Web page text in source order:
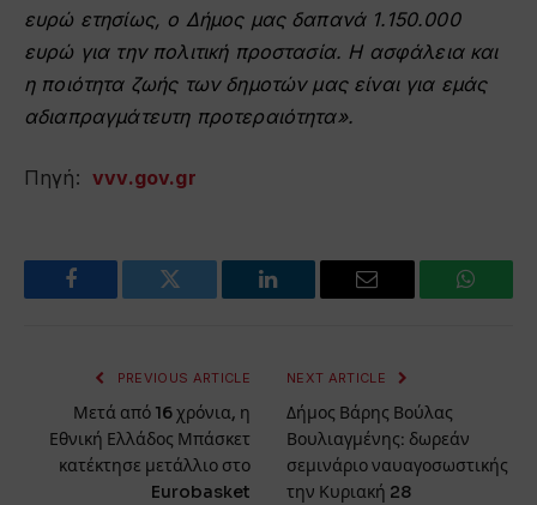
ευρώ ετησίως, ο Δήμος μας δαπανά 1.150.000
ευρώ για την πολιτική προστασία. Η ασφάλεια και
η ποιότητα ζωής των δημοτών μας είναι για εμάς
αδιαπραγμάτευτη προτεραιότητα».
Πηγή:vvv.gov.gr
Facebook Twitter LinkedIn Email
PREVIOUS ARTICLE
Μετά από 16 χρόνια, η
Εθνική Ελλάδος Μπάσκετ
κατέκτησε μετάλλιο στο
Eurobasket
NEXT ARTICLE
Δήμος Βάρης Βούλας
Βουλιαγμένης: δωρεάν
σεμινάριο ναυαγοσωστικής
την Κυριακή 28